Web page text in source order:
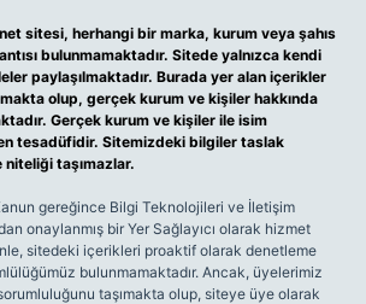
sitesi, herhangi bir marka, kurum veya şahıs
bulunmamaktadır. Sitede yalnızca kendi
paylaşılmaktadır. Burada yer alan içerikler
olup, gerçek kurum ve kişiler hakkında
Gerçek kurum ve kişiler ile isim
tesadüfidir. Sitemizdeki bilgiler taslak
taşımazlar.
gereğince Bilgi Teknolojileri ve İletişim
onaylanmış bir Yer Sağlayıcı olarak hizmet
sitedeki içerikleri proaktif olarak denetleme
bulunmamaktadır. Ancak, üyelerimiz
taşımakta olup, siteye üye olarak